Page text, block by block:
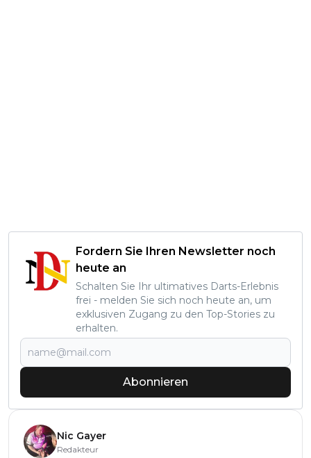
Fordern Sie Ihren Newsletter noch
heute an
Schalten Sie Ihr ultimatives Darts-Erlebnis
frei - melden Sie sich noch heute an, um
exklusiven Zugang zu den Top-Stories zu
erhalten.
Abonnieren
Nic Gayer
Redakteur